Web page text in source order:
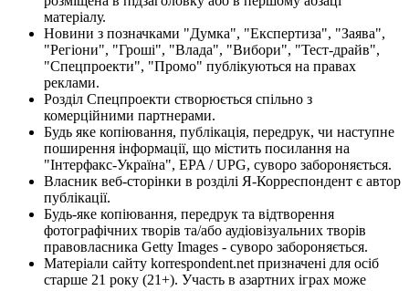
матеріалу.
Новини з позначками "Думка", "Експертиза", "Заява",
"Регіони", "Гроші", "Влада", "Вибори", "Тест-драйв",
"Спецпроекти", "Промо" публікуються на правах
реклами.
Розділ Спецпроекти створюється спільно з
комерційними партнерами.
Будь яке копіювання, публікація, передрук, чи наступне
поширення інформації, що містить посилання на
"Інтерфакс-Україна", EPA / UPG, суворо забороняється.
Власник веб-сторінки в розділі Я-Корреспондент є автор
публікації.
Будь-яке копіювання, передрук та відтворення
фотографічних творів та/або аудіовізуальних творів
правовласника Getty Images - суворо забороняється.
Матеріали сайту korrespondent.net призначені для осіб
старше 21 року (21+). Участь в азартних іграх може